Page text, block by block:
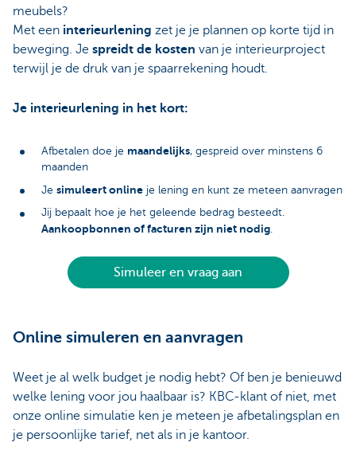
meubels?
Met een interieurlening zet je je plannen op korte tijd in
beweging. Je spreidt de kosten van je interieurproject
terwijl je de druk van je spaarrekening houdt.
Je interieurlening in het kort:
Afbetalen doe je maandelijks, gespreid over minstens 6
maanden
Je simuleert online je lening en kunt ze meteen aanvragen
Jij bepaalt hoe je het geleende bedrag besteedt.
Aankoopbonnen of facturen zijn niet nodig
Simuleer en vraag aan
Online simuleren en aanvragen
Weet je al welk budget je nodig hebt? Of ben je benieuwd
welke lening voor jou haalbaar is? KBC-klant of niet, met
onze online simulatie ken je meteen je afbetalingsplan en
je persoonlijke tarief, net als in je kantoor.